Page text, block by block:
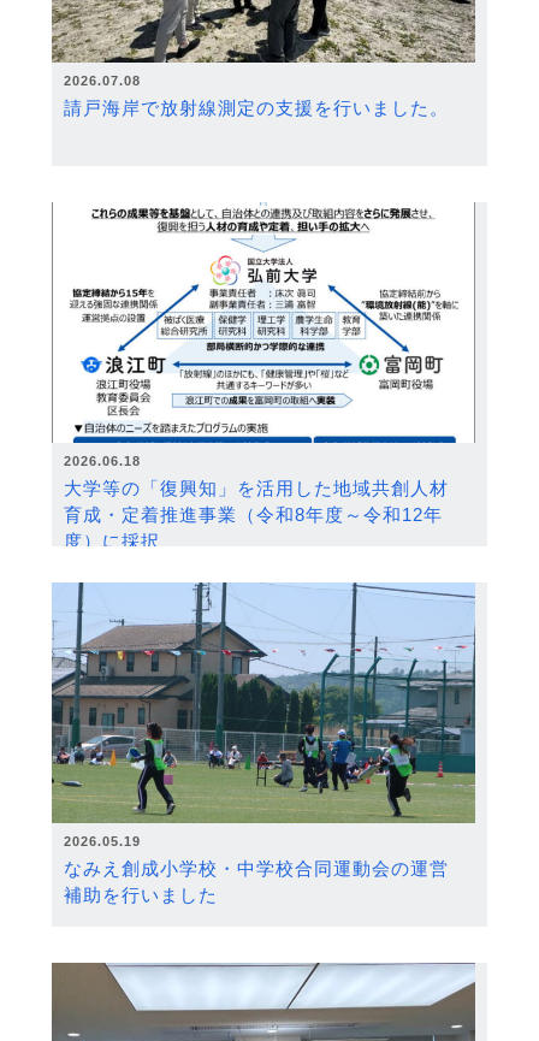
2026.07.08
請戸海岸で放射線測定の支援を行いました。
2026.06.18
大学等の「復興知」を活用した地域共創人材
育成・定着推進事業（令和8年度～令和12年
度）に採択
2026.05.19
なみえ創成小学校・中学校合同運動会の運営
補助を行いました